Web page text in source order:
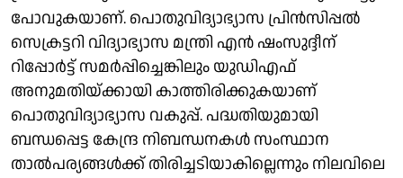
പോവുകയാണ്. പൊതുവിദ്യാഭ്യാസ പ്രിന്‍സിപ്പല്‍
സെക്രട്ടറി വിദ്യാഭ്യാസ മന്ത്രി എന്‍ ഷംസുദ്ദീന്
റിപ്പോര്‍ട്ട് സമര്‍പ്പിച്ചെങ്കിലും യുഡിഎഫ്
അനുമതിയ്ക്കായി കാത്തിരിക്കുകയാണ്
പൊതുവിദ്യാഭ്യാസ വകുപ്പ്. പദ്ധതിയുമായി
ബന്ധപ്പെട്ട കേന്ദ്ര നിബന്ധനകള്‍ സംസ്ഥാന
താല്‍പര്യങ്ങള്‍ക്ക് തിരിച്ചടിയാകില്ലെന്നും നിലവിലെ